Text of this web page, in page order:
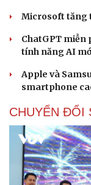
Microsoft tăng
ChatGPT miễn
tính năng AI
Apple và
smartphone
CHUYỂN ĐỔI